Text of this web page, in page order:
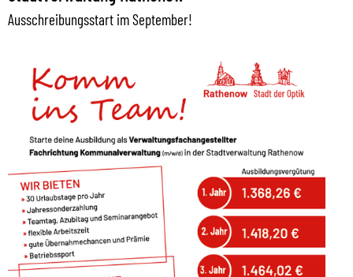
Ausschreibungsstart im September!